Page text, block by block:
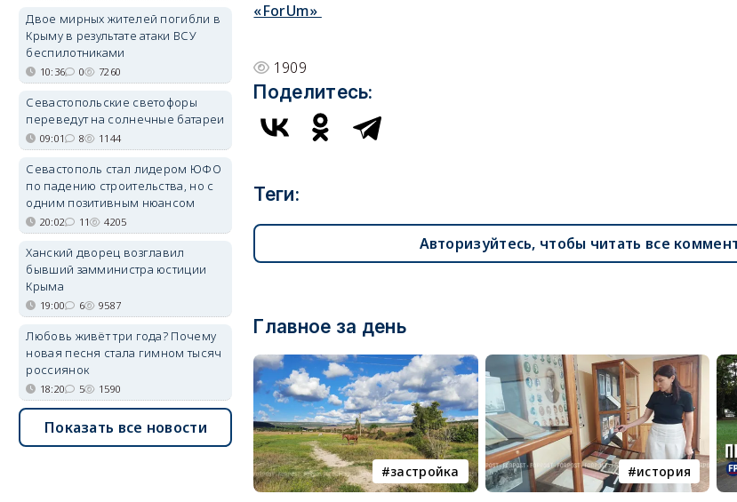
«ForUm»
1909
Поделитесь:
Теги:
Авторизуйтесь, чтобы читать все
Главное за день
застройка история
Двое мирных жителей погибли в
Крыму в результате атаки ВСУ
беспилотниками
10:36 0 7260
Севастопольские светофоры
переведут на солнечные батареи
09:01 8 1144
Севастополь стал лидером ЮФО
по падению строительства, но с
одним позитивным нюансом
20:02 11 4205
Ханский дворец возглавил
бывший замминистра юстиции
Крыма
19:00 6 9587
Любовь живёт три года? Почему
новая песня стала гимном тысяч
россиянок
18:20 5 1590
Показать все новости